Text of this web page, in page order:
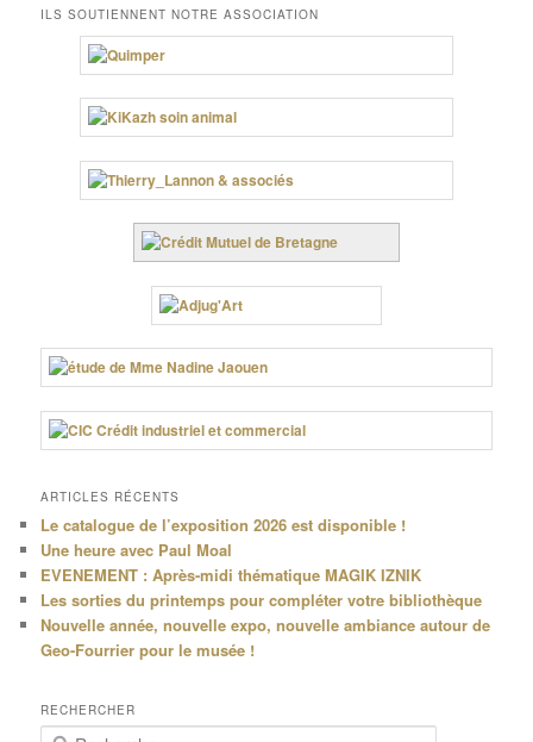
ILS SOUTIENNENT NOTRE ASSOCIATION
ARTICLES RÉCENTS
Le catalogue de l’exposition 2026 est disponible !
Une heure avec Paul Moal
EVENEMENT : Après-midi thématique MAGIK IZNIK
Les sorties du printemps pour compléter votre bibliothèque
Nouvelle année, nouvelle expo, nouvelle ambiance autour de
Geo-Fourrier pour le musée !
RECHERCHER